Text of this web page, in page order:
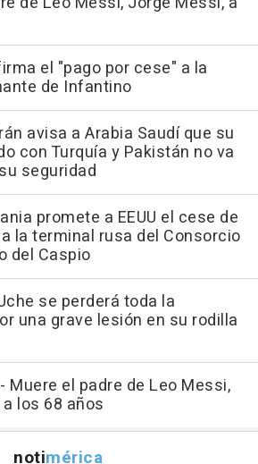
el "pago por cese" a la
de Infantino
avisa a Arabia Saudí que su
con Turquía y Pakistán no va
seguridad
promete a EEUU el cese de
la terminal rusa del Consorcio
del Caspio
se perderá toda la
una grave lesión en su rodilla
Muere el padre de Leo Messi,
los 68 años
notimérica